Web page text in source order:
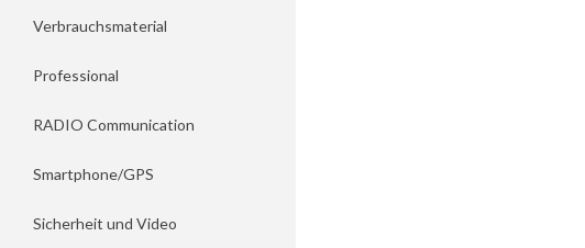
Verbrauchsmaterial
Professional
RADIO Communication
Smartphone/GPS
Sicherheit und Video